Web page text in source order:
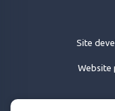
Site
Website